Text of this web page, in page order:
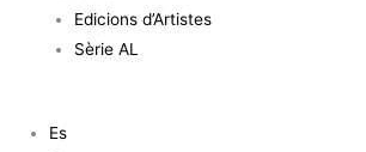
Edicions d’Artistes
Sèrie AL
Es